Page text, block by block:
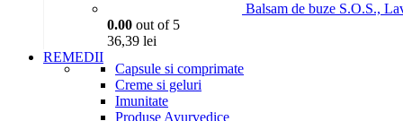
Balsam de buze S.O.S.,
0.00 out of 5
36,39 lei
REMEDII
Capsule si comprimate
Creme si geluri
Imunitate
Produse Ayurvedice